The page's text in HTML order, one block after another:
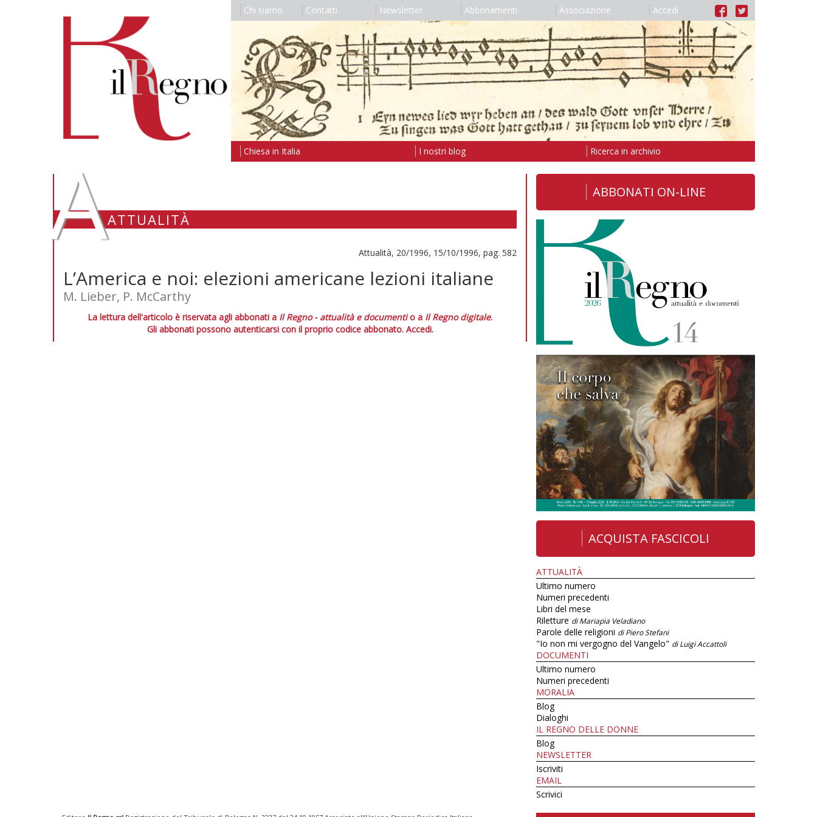
Chi siamo Contatti Newsletter Abbonamenti Associazione Accedi
Chiesa in Italia I nostri blog Ricerca in archivio
AATTUALITÀ
Attualità, 20/1996, 15/10/1996, pag. 582
L’America e noi: elezioni americane lezioni italiane
M. Lieber, P. McCarthy
La lettura dell'articolo è riservata agli abbonati a Il Regno - attualità e documentio a Il Regno digitale.
Gli abbonati possono autenticarsi con il proprio codice abbonato. Accedi.
ABBONATI ON-LINE
ACQUISTA FASCICOLI
ATTUALITÀ
Ultimo numero
Numeri precedenti
Libri del mese
Riletture di Mariapia Veladiano
Parole delle religioni di Piero Stefani
"Io non mi vergogno del Vangelo" di Luigi Accattoli
DOCUMENTI
Ultimo numero
Numeri precedenti
MORALIA
Blog
Dialoghi
IL REGNO DELLE DONNE
Blog
NEWSLETTER
Iscriviti
EMAIL
Scrivici